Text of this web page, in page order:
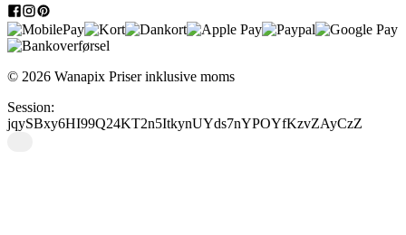
© 2026 Wanapix Priser inklusive moms
Session:
jqySBxy6HI99Q24KT2n5ItkynUYds7nYPOYfKzvZAyCzZ